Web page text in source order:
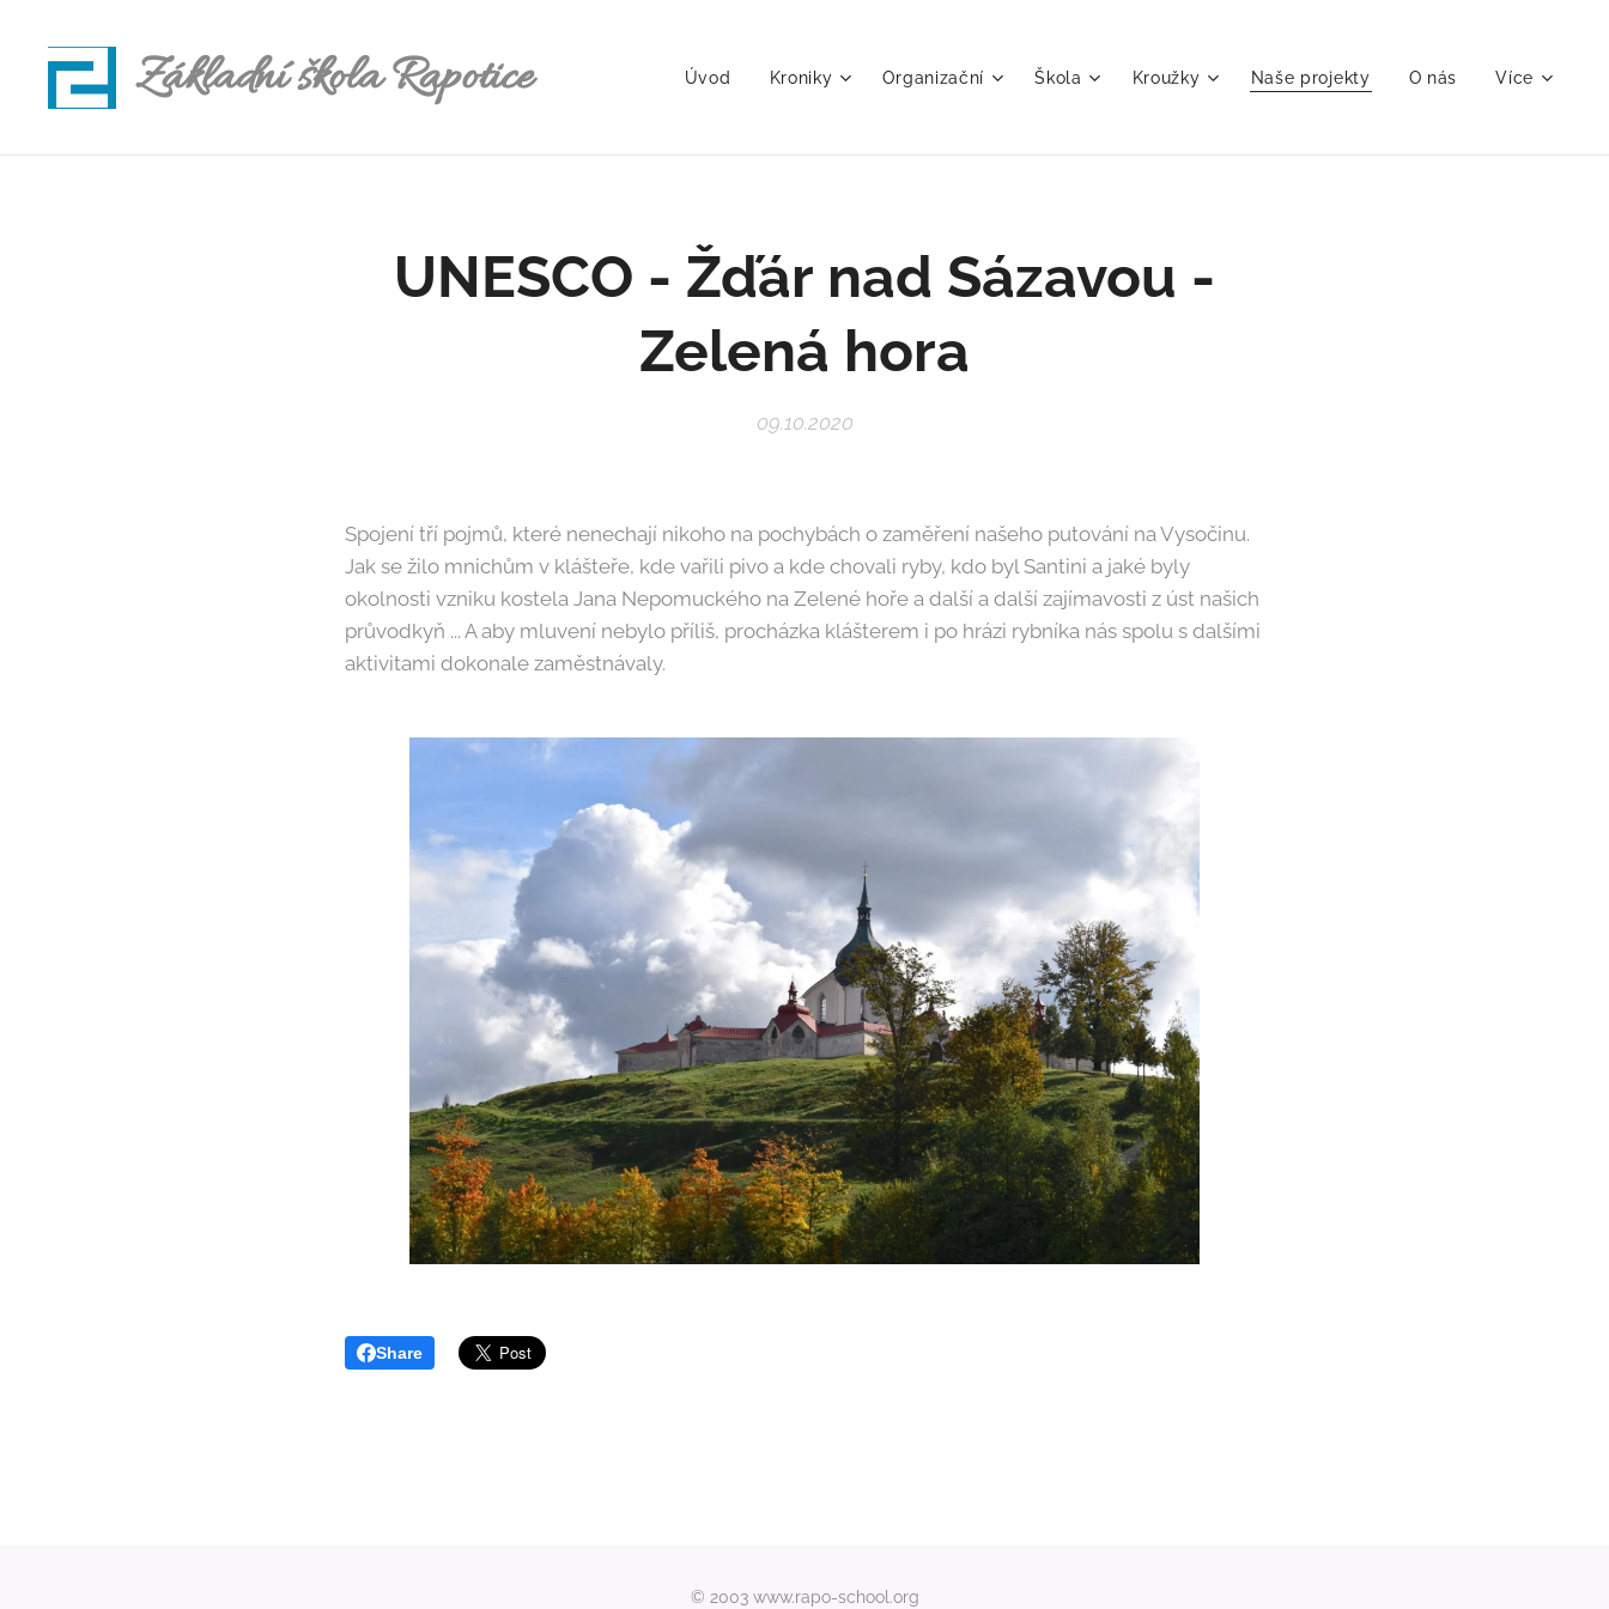
Základní škola Rapotice Úvod Kroniky Organizační Škola Kroužky Naše projekty O nás Více
UNESCO - Žďár nad Sázavou -
Zelená hora
09.10.2020
Spojení tří pojmů, které nenechají nikoho na pochybách o zaměření našeho putování na Vysočinu.
Jak se žilo mnichům v klášteře, kde vařili pivo a kde chovali ryby, kdo byl Santini a jaké byly
okolnosti vzniku kostela Jana Nepomuckého na Zelené hoře a další a další zajímavosti z úst našich
průvodkyň ... A aby mluvení nebylo příliš, procházka klášterem i po hrázi rybníka nás spolu s dalšími
aktivitami dokonale zaměstnávaly.
Share
© 2003 www.rapo-school.org